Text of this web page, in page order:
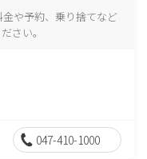
や予約、乗り捨てなど
さい。
047-410-1000